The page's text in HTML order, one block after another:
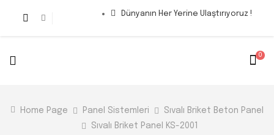
Dünyanın Her Yerine Ulaştırıyoruz !
0
Home Page Panel Sistemleri
Sıvalı Briket Beton Panel
Sıvalı Briket Panel KS-2001